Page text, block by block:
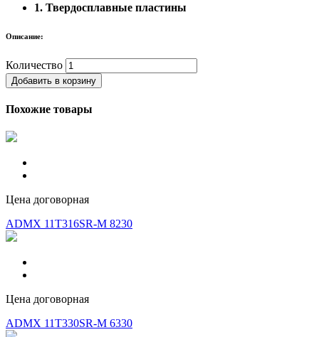
1. Твердосплавные пластины
Описание:
Количество
Добавить в корзину
Похожие товары
Цена договорная
ADMX 11T316SR-M 8230
Цена договорная
ADMX 11T330SR-M 6330